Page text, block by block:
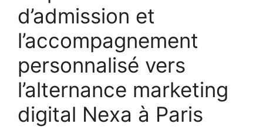
d’admission et
l’accompagnement
personnalisé vers
l’alternance marketing
digital Nexa à Paris